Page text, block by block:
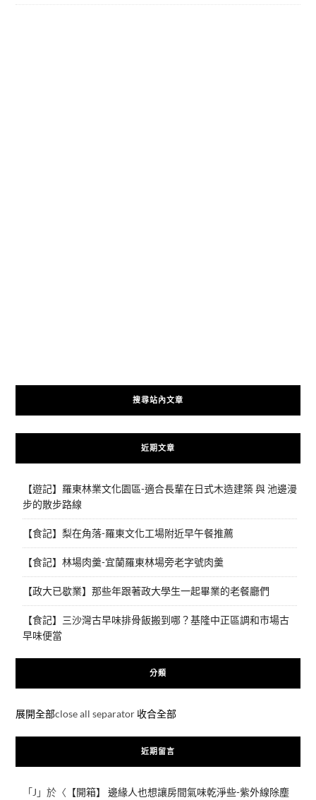
搜尋站內文章
近期文章
【遊記】羅東林業文化園區-適合長輩在日式木造建築 與 池邊漫
步的散步路線
【食記】梨在角落-羅東文化工場附近早午餐推薦
【食記】林場肉羹-宜蘭羅東林場旁老字號肉羹
【政大已歇業】那些年跟著政大學生一起畢業的老餐廳們
【食記】三沙灣古早味排骨飯搬到哪？基隆中正區調和市場古
早味便當
分類
展開全部close all separator 收合全部
近期留言
「J 」於〈 【開箱】 邊緣人也想讓房間氣味乾淨些-紫外線除塵